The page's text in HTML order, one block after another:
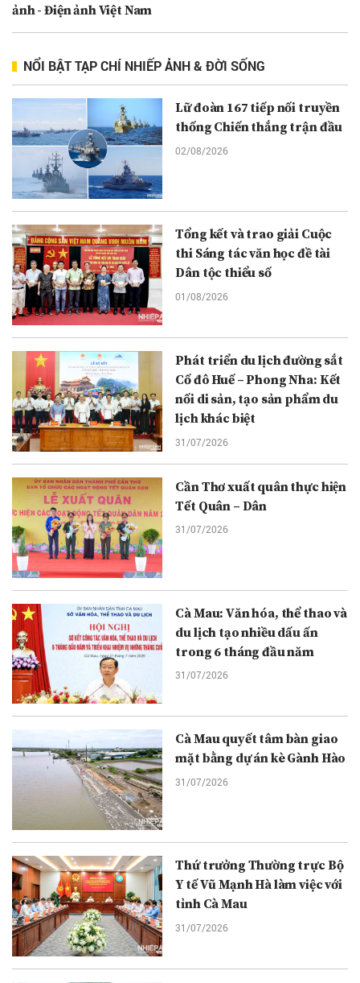
ảnh - Điện ảnh Việt Nam
NỔI BẬT TẠP CHÍ NHIẾP ẢNH & ĐỜI SỐNG
Lữ đoàn 167 tiếp nối truyền
thống Chiến thắng trận đầu
02/08/2026
Tổng kết và trao giải Cuộc
thi Sáng tác văn học đề tài
Dân tộc thiểu số
01/08/2026
Phát triển du lịch đường sắt
Cố đô Huế – Phong Nha: Kết
nối di sản, tạo sản phẩm du
lịch khác biệt
31/07/2026
Cần Thơ xuất quân thực hiện
Tết Quân – Dân
31/07/2026
Cà Mau: Văn hóa, thể thao và
du lịch tạo nhiều dấu ấn
trong 6 tháng đầu năm
31/07/2026
Cà Mau quyết tâm bàn giao
mặt bằng dự án kè Gành Hào
31/07/2026
Thứ trưởng Thường trực Bộ
Y tế Vũ Mạnh Hà làm việc với
tỉnh Cà Mau
31/07/2026